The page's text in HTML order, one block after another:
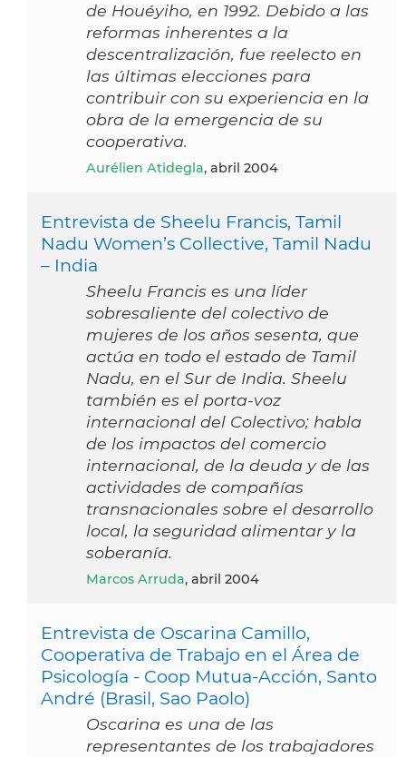
de Houéyiho, en 1992. Debido a las
reformas inherentes a la
descentralización, fue reelecto en
las últimas elecciones para
contribuir con su experiencia en la
obra de la emergencia de su
cooperativa.
Aurélien Atidegla, abril 2004
Entrevista de Sheelu Francis, Tamil
Nadu Women’s Collective, Tamil Nadu
– India
Sheelu Francis es una líder
sobresaliente del colectivo de
mujeres de los años sesenta, que
actúa en todo el estado de Tamil
Nadu, en el Sur de India. Sheelu
también es el porta-voz
internacional del Colectivo; habla
de los impactos del comercio
internacional, de la deuda y de las
actividades de compañías
transnacionales sobre el desarrollo
local, la seguridad alimentar y la
soberanía.
Marcos Arruda, abril 2004
Entrevista de Oscarina Camillo,
Cooperativa de Trabajo en el Área de
Psicología - Coop Mutua-Acción, Santo
André (Brasil, Sao Paolo)
Oscarina es una de las
representantes de los trabajadores